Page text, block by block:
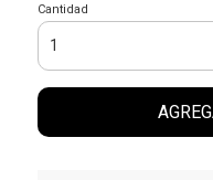
Cantidad